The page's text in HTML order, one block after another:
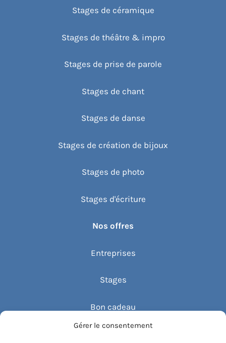
Gérer le consentement
Stages de céramique
Stages de théâtre & impro
Stages de prise de parole
Stages de chant
Stages de danse
Stages de création de bijoux
Stages de photo
Stages d'écriture
Nos offres
Entreprises
Stages
Bon cadeau